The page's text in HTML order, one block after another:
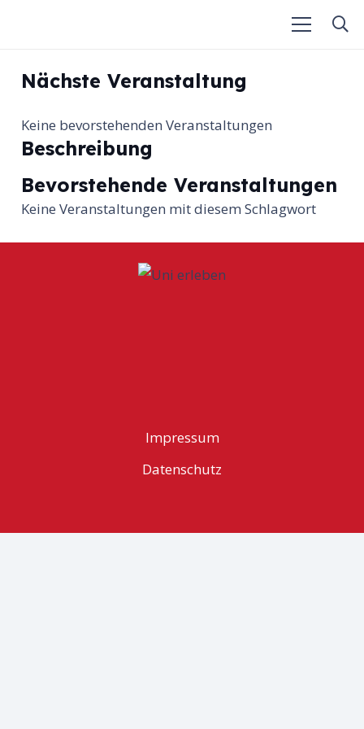
Nächste Veranstaltung
Keine bevorstehenden Veranstaltungen
Beschreibung
Bevorstehende Veranstaltungen
Keine Veranstaltungen mit diesem Schlagwort
Impressum
Datenschutz